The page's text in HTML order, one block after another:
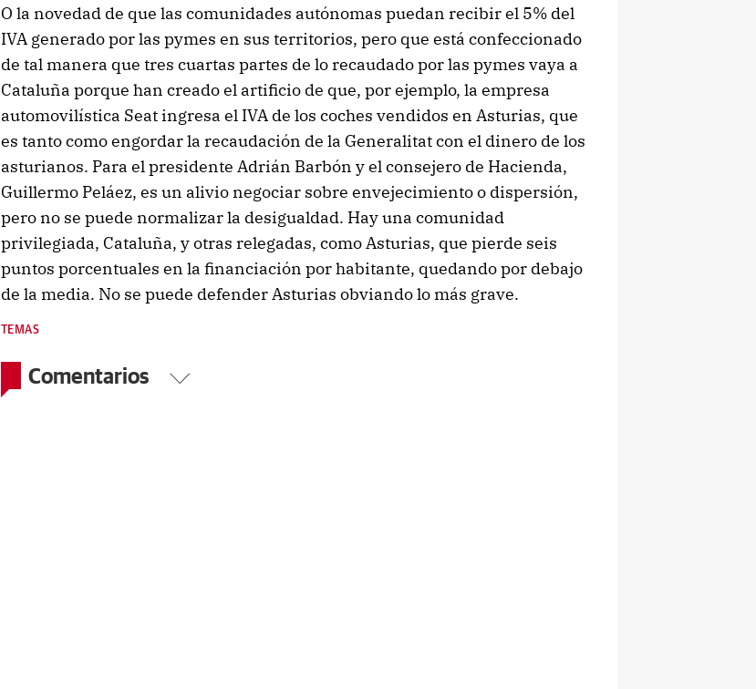
O la novedad de que las comunidades autónomas puedan recibir el 5% del
IVA generado por las pymes en sus territorios, pero que está confeccionado
de tal manera que tres cuartas partes de lo recaudado por las pymes vaya a
Cataluña porque han creado el artificio de que, por ejemplo, la empresa
automovilística Seat ingresa el IVA de los coches vendidos en Asturias, que
es tanto como engordar la recaudación de la Generalitat con el dinero de los
asturianos. Para el presidente Adrián Barbón y el consejero de Hacienda,
Guillermo Peláez, es un alivio negociar sobre envejecimiento o dispersión,
pero no se puede normalizar la desigualdad. Hay una comunidad
privilegiada, Cataluña, y otras relegadas, como Asturias, que pierde seis
puntos porcentuales en la financiación por habitante, quedando por debajo
de la media. No se puede defender Asturias obviando lo más grave.
TEMAS
Comentarios